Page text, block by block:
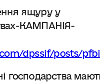
ящуру у
КАМПАНІЯ-
dpssif/posts/
господарства